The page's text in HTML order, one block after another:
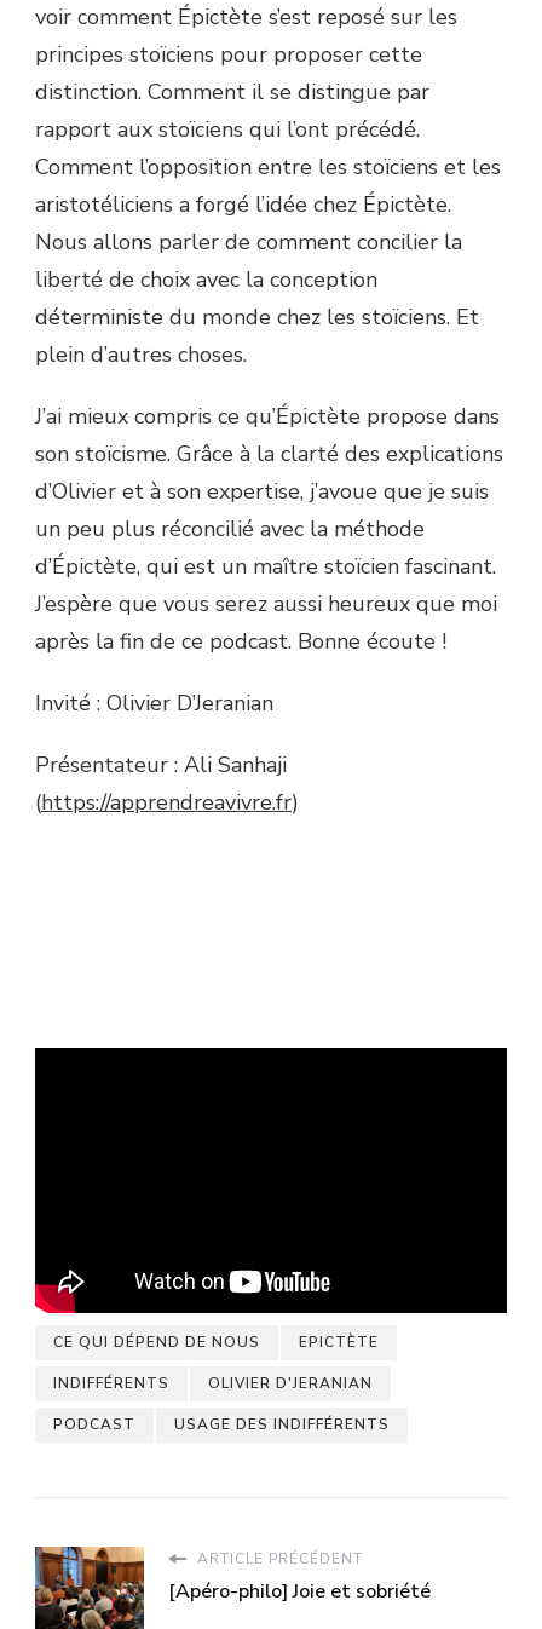
voir comment Épictète s’est reposé sur les
principes stoïciens pour proposer cette
distinction. Comment il se distingue par
rapport aux stoïciens qui l’ont précédé.
Comment l’opposition entre les stoïciens et les
aristotéliciens a forgé l’idée chez Épictète.
Nous allons parler de comment concilier la
liberté de choix avec la conception
déterministe du monde chez les stoïciens. Et
plein d’autres choses.
J’ai mieux compris ce qu’Épictète propose dans
son stoïcisme. Grâce à la clarté des explications
d’Olivier et à son expertise, j’avoue que je suis
un peu plus réconcilié avec la méthode
d’Épictète, qui est un maître stoïcien fascinant.
J’espère que vous serez aussi heureux que moi
après la fin de ce podcast. Bonne écoute !
Invité : Olivier D’Jeranian
Présentateur : Ali Sanhaji
(https://apprendreavivre.fr)
CE QUI DÉPEND DE NOUS EPICTÈTE
INDIFFÉRENTS OLIVIER D'JERANIAN
PODCAST USAGE DES INDIFFÉRENTS
ARTICLE PRÉCÉDENT
[Apéro-philo] Joie et sobriété